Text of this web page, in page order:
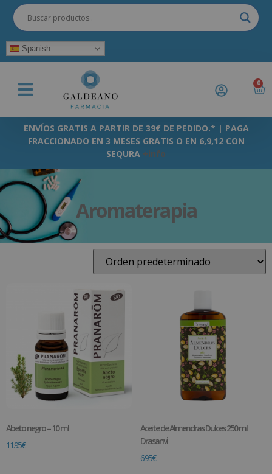
Spanish
0
ENVÍOS GRATIS A PARTIR DE 39€ DE PEDIDO.* | PAGA
FRACCIONADO EN 3 MESES GRATIS O EN 6,9,12 CON
SEQURA +info
Aromaterapia
Abeto negro – 10 ml
11.95€
Aceite de Almendras Dulces 250 ml
Drasanvi
6.95€